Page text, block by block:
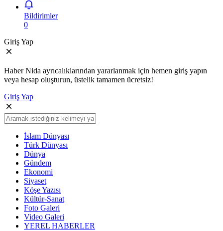
Bildirimler
0
Giriş Yap
Haber Nida ayrıcalıklarından yararlanmak için hemen giriş yapın
veya hesap oluşturun, üstelik tamamen ücretsiz!
Giriş Yap
İslam Dünyası
Türk Dünyası
Dünya
Gündem
Ekonomi
Siyaset
Köşe Yazısı
Kültür-Sanat
Foto Galeri
Video Galeri
YEREL HABERLER